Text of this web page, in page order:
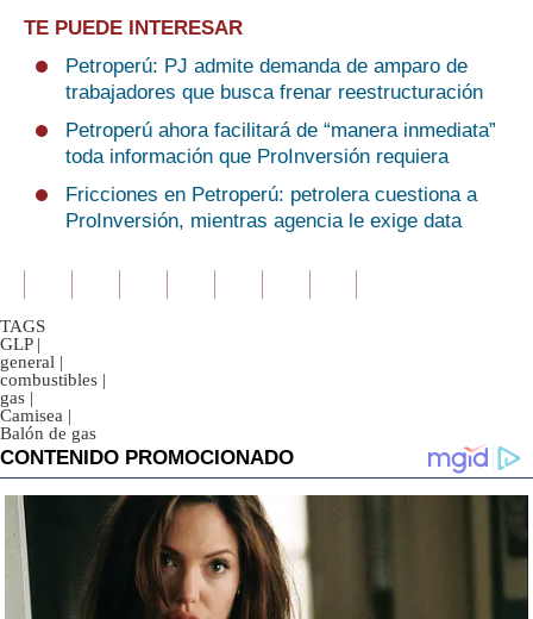
TE PUEDE INTERESAR
Petroperú: PJ admite demanda de amparo de
trabajadores que busca frenar reestructuración
Petroperú ahora facilitará de “manera inmediata”
toda información que ProInversión requiera
Fricciones en Petroperú: petrolera cuestiona a
ProInversión, mientras agencia le exige data
TAGS
GLP |
general |
combustibles |
gas |
Camisea |
Balón de gas